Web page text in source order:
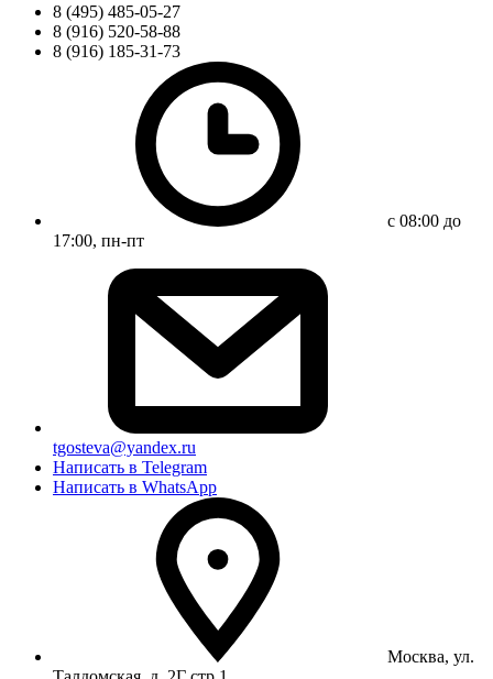
8 (495) 485-05-27
8 (916) 520-58-88
8 (916) 185-31-73
с 08:00 до
17:00, пн-пт
tgosteva@yandex.ru
Написать в Telegram
Написать в WhatsApp
Москва, ул.